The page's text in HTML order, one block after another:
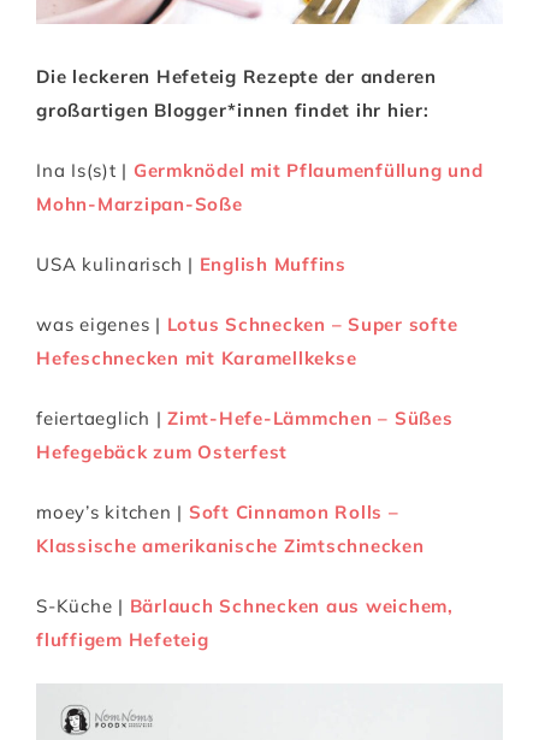
Die leckeren Hefeteig Rezepte der anderen
großartigen Blogger*innen findet ihr hier:
Ina Is(s)t | Germknödel mit Pflaumenfüllung und
Mohn-Marzipan-Soße
USA kulinarisch | English Muffins
was eigenes | Lotus Schnecken – Super softe
Hefeschnecken mit Karamellkekse
feiertaeglich | Zimt-Hefe-Lämmchen – Süßes
Hefegebäck zum Osterfest
moey’s kitchen | Soft Cinnamon Rolls –
Klassische amerikanische Zimtschnecken
S-Küche | Bärlauch Schnecken aus weichem,
fluffigem Hefeteig